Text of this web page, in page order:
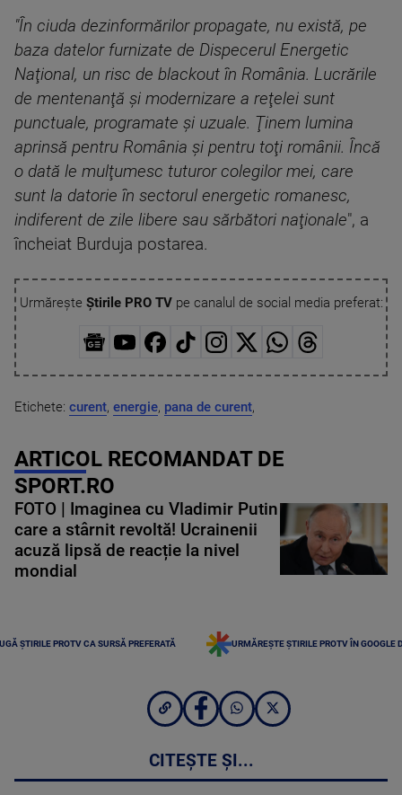
"În ciuda dezinformărilor propagate, nu există, pe
baza datelor furnizate de Dispecerul Energetic
Naţional, un risc de blackout în România. Lucrările
de mentenanţă şi modernizare a reţelei sunt
punctuale, programate şi uzuale. Ţinem lumina
aprinsă pentru România şi pentru toţi românii. Încă
o dată le mulţumesc tuturor colegilor mei, care
sunt la datorie în sectorul energetic romanesc,
indiferent de zile libere sau sărbători naţionale", a
încheiat Burduja postarea.
Urmărește Știrile PRO TVpe canalul de social media preferat:
Etichete: curent, energie, pana de curent,
ARTICOL RECOMANDAT DE
SPORT.RO
FOTO | Imaginea cu Vladimir Putin
care a stârnit revoltă! Ucrainenii
acuză lipsă de reacție la nivel
mondial
ȘTIRILE PROTV CA SURSĂ PREFERATĂ URMĂREȘTE ȘTIRILE PROTV ÎN GOOGLE
CITEȘTE ȘI...